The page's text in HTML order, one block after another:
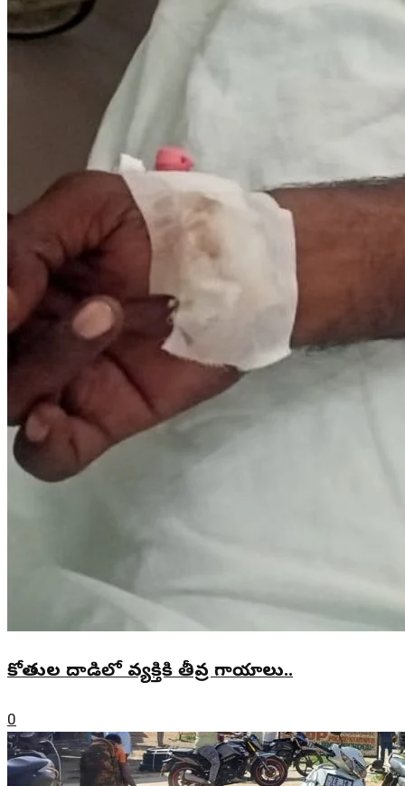
కోతుల దాడిలో వ్యక్తికి తీవ్ర గాయాలు..
0